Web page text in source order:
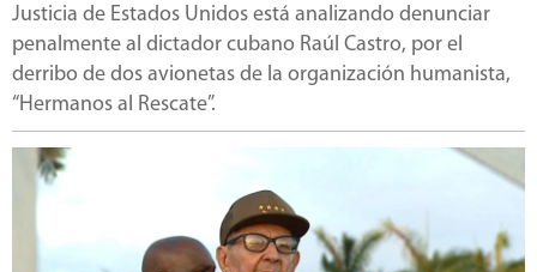
Justicia de Estados Unidos está analizando denunciar
penalmente al dictador cubano Raúl Castro, por el
derribo de dos avionetas de la organización humanista,
“Hermanos al Rescate”.